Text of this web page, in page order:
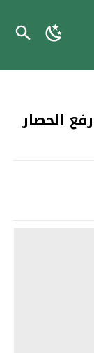
الحصار